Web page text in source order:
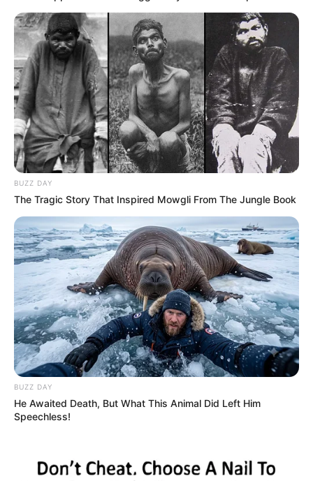
BUZZ DAY
The Tragic Story That Inspired Mowgli From The Jungle Book
BUZZ DAY
He Awaited Death, But What This Animal Did Left Him
Speechless!